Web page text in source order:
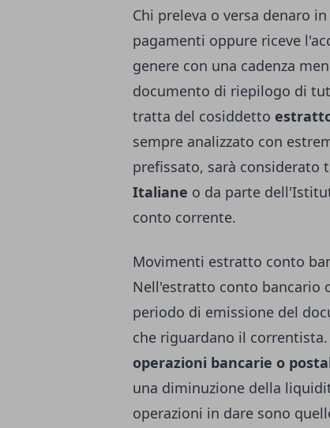
Chi preleva o versa denaro
pagamenti oppure riceve
genere con una cadenza
documento di riepilogo di
tratta del cosiddetto
sempre analizzato con
prefissato, sarà considerato
Italiane o da parte
conto corrente.
Movimenti estratto conto
Nell'estratto conto bancario
periodo di emissione del
che riguardano il
operazioni bancarie o
una diminuzione della
operazioni in dare sono